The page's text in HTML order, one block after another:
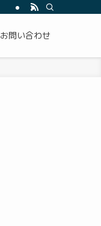
お問い合わせ